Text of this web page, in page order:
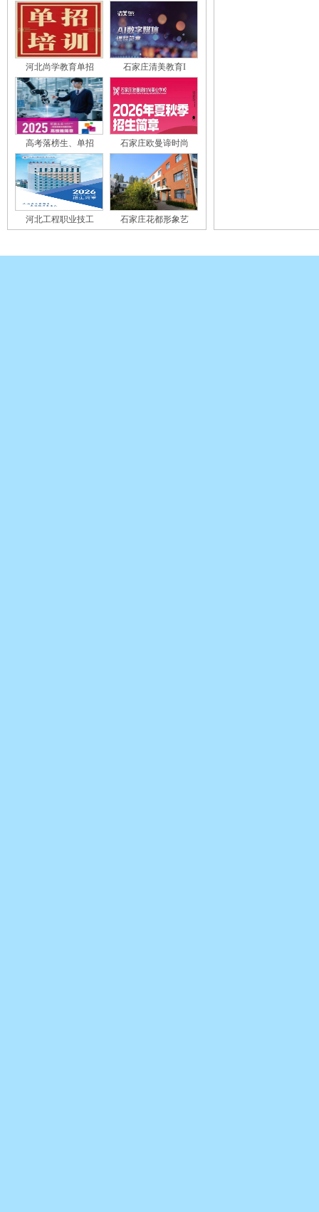
河北尚学教育单招 石家庄清美教育I
高考落榜生、单招 石家庄欧曼谛时尚
河北工程职业技工 石家庄花都形象艺